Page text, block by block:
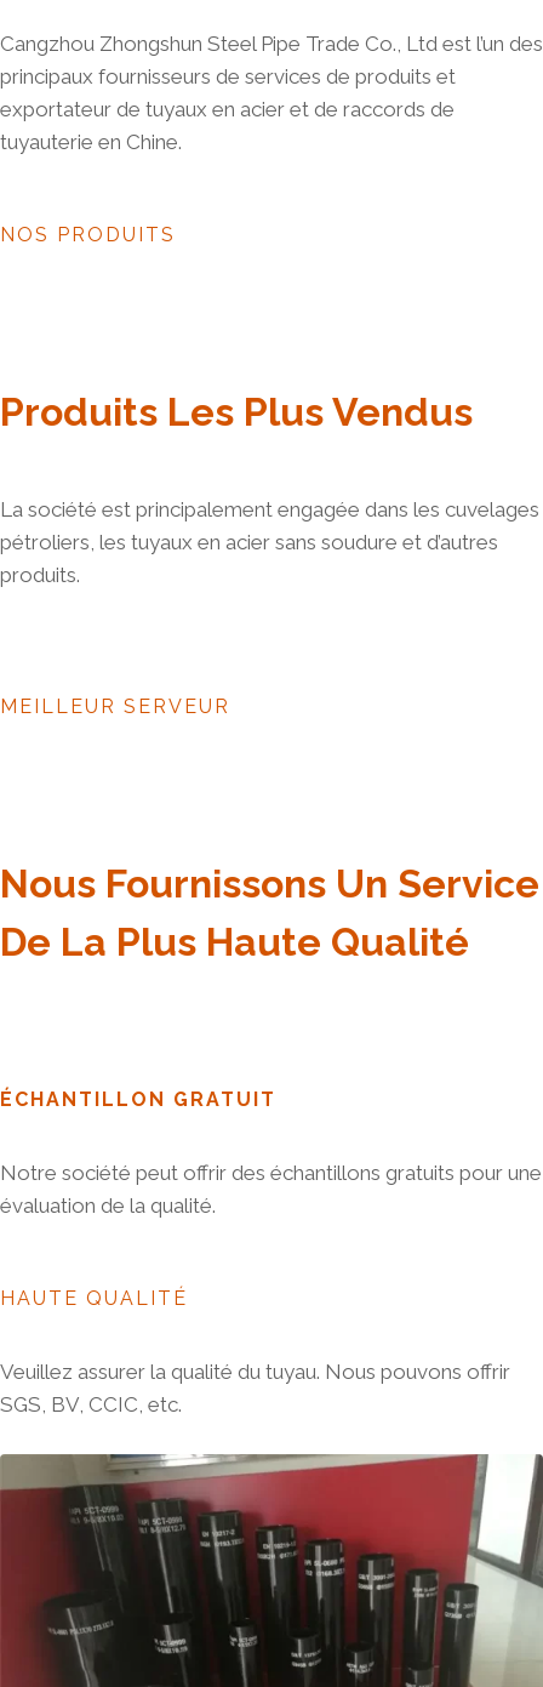
Cangzhou Zhongshun Steel Pipe Trade Co., Ltd est l’un des
principaux fournisseurs de services de produits et
exportateur de tuyaux en acier et de raccords de
tuyauterie en Chine.
NOS PRODUITS
Produits Les Plus Vendus
La société est principalement engagée dans les cuvelages
pétroliers, les tuyaux en acier sans soudure et d’autres
produits.
MEILLEUR SERVEUR
Nous Fournissons Un Service
De La Plus Haute Qualité
ÉCHANTILLON GRATUIT
Notre société peut offrir des échantillons gratuits pour une
évaluation de la qualité.
HAUTE QUALITÉ
Veuillez assurer la qualité du tuyau. Nous pouvons offrir
SGS, BV, CCIC, etc.